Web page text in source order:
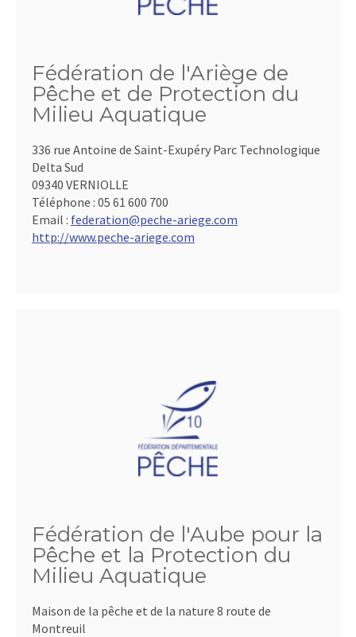
Fédération de l'Ariège de
Pêche et de Protection du
Milieu Aquatique
336 rue Antoine de Saint-Exupéry Parc Technologique
Delta Sud
09340 VERNIOLLE
Téléphone : 05 61 600 700
Email : federation@peche-ariege.com
http://www.peche-ariege.com
Fédération de l'Aube pour la
Pêche et la Protection du
Milieu Aquatique
Maison de la pêche et de la nature 8 route de
Montreuil